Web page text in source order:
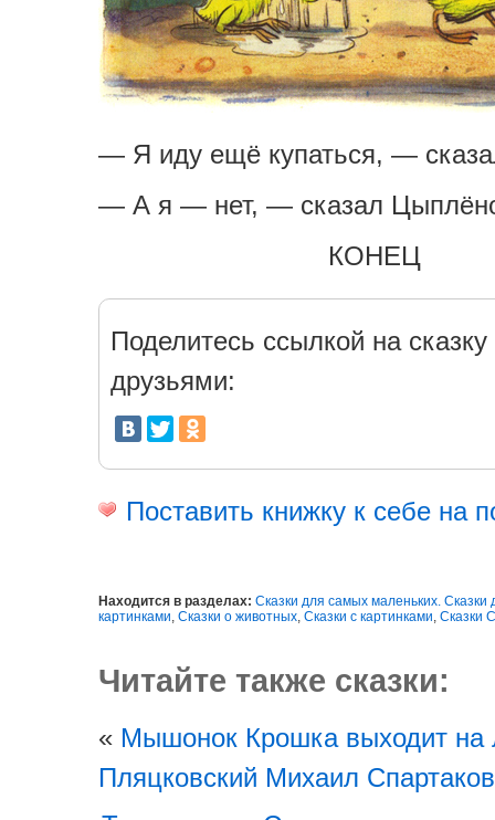
— Я иду ещё купаться, —
— А я — нет, — сказал
КОНЕЦ
Поделитесь ссылкой на сказку
друзьями:
Поставить книжку к себе на
Находится в разделах: Сказки для самых маленьких.
картинками, Сказки о животных, Сказки с картинками, Сказки
Читайте также сказки:
« Мышонок Крошка выходит на
Пляцковский Михаил